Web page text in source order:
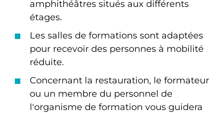
amphithéâtres situés aux différents
étages.
Les salles de formations sont adaptées
pour recevoir des personnes à mobilité
réduite.
Concernant la restauration, le formateur
ou un membre du personnel de
l'organisme de formation vous guidera